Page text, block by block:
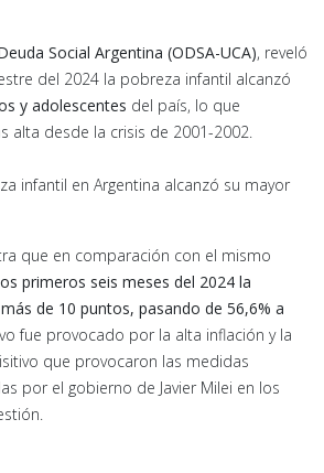
Social Argentina (ODSA-UCA), reveló
del 2024 la pobreza infantil alcanzó
y adolescentes del país, lo que
alta desde la crisis de 2001-2002.
que en comparación con el mismo
primeros seis meses del 2024 la
de 10 puntos, pasando de 56,6% a
fue provocado por la alta inflación y la
que provocaron las medidas
por el gobierno de Javier Milei en los